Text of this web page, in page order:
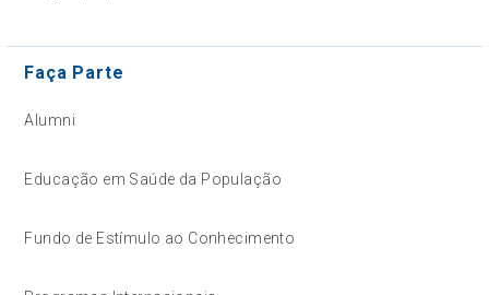
Faça Parte
Alumni
Educação em Saúde da População
Fundo de Estímulo ao Conhecimento